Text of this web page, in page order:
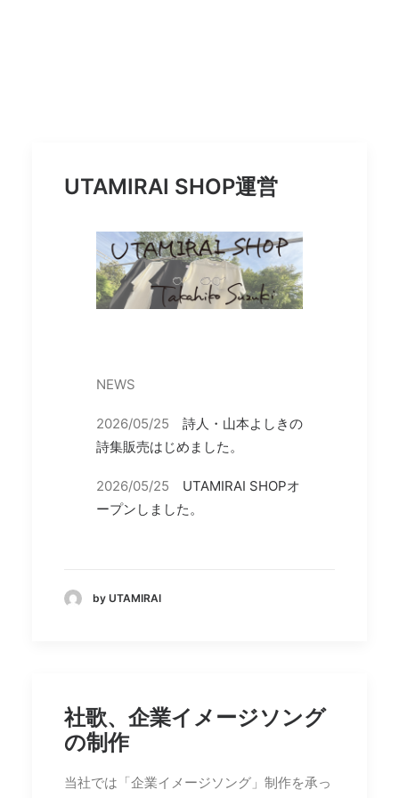
UTAMIRAI SHOP運営
NEWS
2026/05/25 詩人・山本よしきの
詩集販売はじめました。
2026/05/25 UTAMIRAI SHOPオ
ープンしました。
by UTAMIRAI
社歌、企業イメージソング
の制作
当社では「企業イメージソング」制作を承っ